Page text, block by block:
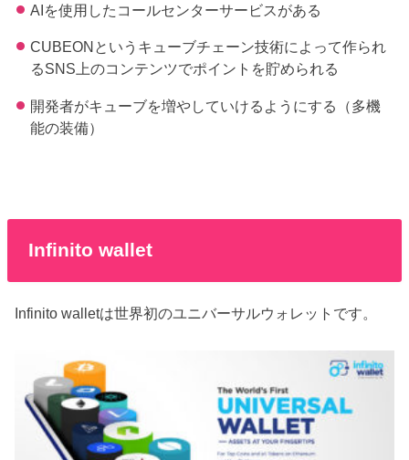
AIを使用したコールセンターサービスがある
CUBEONというキューブチェーン技術によって作られ
るSNS上のコンテンツでポイントを貯められる
開発者がキューブを増やしていけるようにする（多機
能の装備）
Infinito wallet
Infinito walletは世界初のユニバーサルウォレットです。